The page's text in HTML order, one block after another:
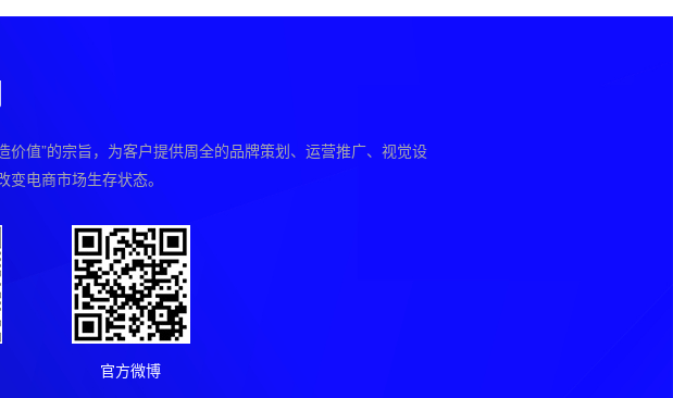
值”的宗旨，为客户提供周全的品牌策划、运营推广、视觉设
电商市场生存状态。
官方微博